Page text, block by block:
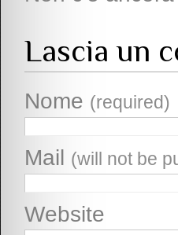
Lascia un
Nome (required)
Mail (will not be
Website